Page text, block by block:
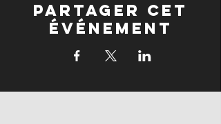
Partager cet
événement